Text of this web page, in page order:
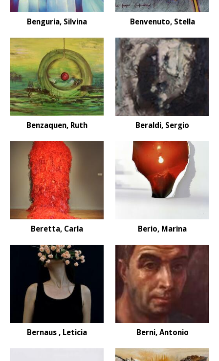
Benguria, Silvina Benvenuto, Stella
Benzaquen, Ruth Beraldi, Sergio
Beretta, Carla Berio, Marina
Bernaus , Leticia Berni, Antonio